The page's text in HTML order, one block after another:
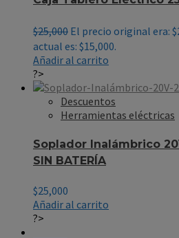
$25,000 El precio original era:
actual es: $15,000.
Añadir al carrito
?>
Descuentos
Herramientas eléctricas
Soplador Inalámbrico
SIN BATERÍA
$25,000
Añadir al carrito
?>